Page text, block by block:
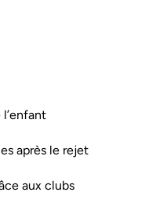
après le rejet
aux clubs